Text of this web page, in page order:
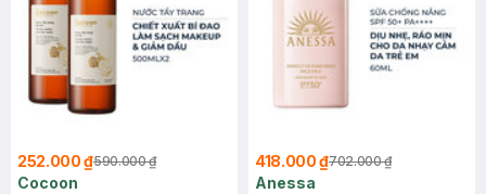
252.000 ₫590.000 ₫
Cocoon
418.000 ₫702.000 ₫
Anessa